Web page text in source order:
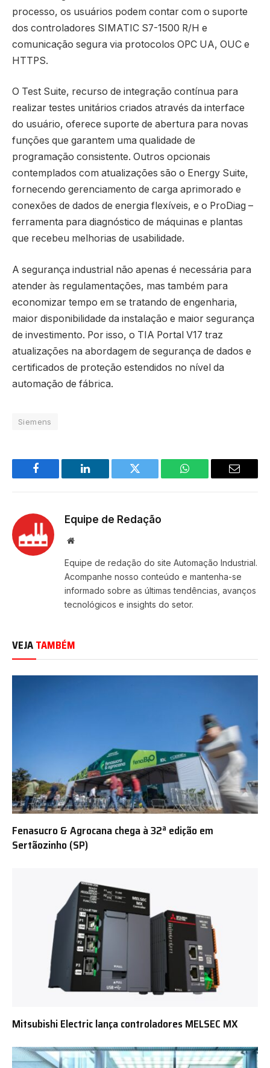
processo, os usuários podem contar com o suporte
dos controladores SIMATIC S7-1500 R/H e
comunicação segura via protocolos OPC UA, OUC e
HTTPS.
O Test Suite, recurso de integração contínua para
realizar testes unitários criados através da interface
do usuário, oferece suporte de abertura para novas
funções que garantem uma qualidade de
programação consistente. Outros opcionais
contemplados com atualizações são o Energy Suite,
fornecendo gerenciamento de carga aprimorado e
conexões de dados de energia flexíveis, e o ProDiag –
ferramenta para diagnóstico de máquinas e plantas
que recebeu melhorias de usabilidade.
A segurança industrial não apenas é necessária para
atender às regulamentações, mas também para
economizar tempo em se tratando de engenharia,
maior disponibilidade da instalação e maior segurança
de investimento. Por isso, o TIA Portal V17 traz
atualizações na abordagem de segurança de dados e
certificados de proteção estendidos no nível da
automação de fábrica.
Siemens
Facebook LinkedIn Twitter WhatsApp Email
Equipe de Redação
Site
Equipe de redação do site Automação Industrial.
Acompanhe nosso conteúdo e mantenha-se
informado sobre as últimas tendências, avanços
tecnológicos e insights do setor.
VEJATAMBÉM
Fenasucro & Agrocana chega à 32ª edição em
Sertãozinho (SP)
Mitsubishi Electric lança controladores MELSEC MX